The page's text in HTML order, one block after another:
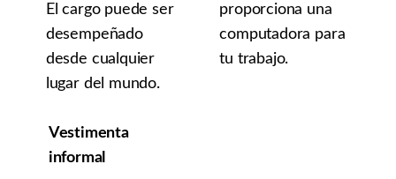
El cargo puede ser
desempeñado
desde cualquier
lugar del mundo.
proporciona una
computadora para
tu trabajo.
Vestimenta
informal